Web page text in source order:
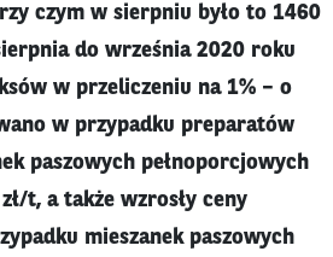
czym w sierpniu było to 1460
do września 2020 roku
w przeliczeniu na 1% – o
w przypadku preparatów
paszowych pełnoporcjowych
t, a także wzrosły ceny
mieszanek paszowych